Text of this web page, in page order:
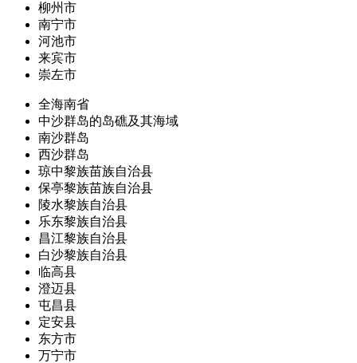
柳州市
南宁市
河池市
来宾市
崇左市
全海南省
中沙群岛的岛礁及其海域
南沙群岛
西沙群岛
琼中黎族苗族自治县
保亭黎族苗族自治县
陵水黎族自治县
乐东黎族自治县
昌江黎族自治县
白沙黎族自治县
临高县
澄迈县
屯昌县
定安县
东方市
万宁市